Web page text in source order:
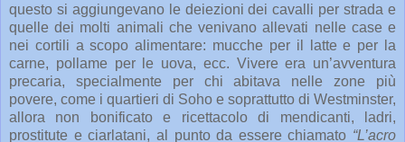
questo si aggiungevano le deiezioni dei cavalli per strada e
quelle dei molti animali che venivano allevati nelle case e
nei cortili a scopo alimentare: mucche per il latte e per la
carne, pollame per le uova, ecc. Vivere era un’avventura
precaria, specialmente per chi abitava nelle zone più
povere, come i quartieri di Soho e soprattutto di Westminster,
allora non bonificato e ricettacolo di mendicanti, ladri,
prostitute e ciarlatani, al punto da essere chiamato “L’acro